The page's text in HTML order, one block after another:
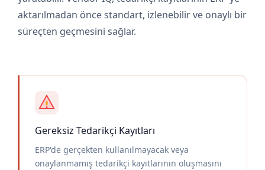
aktarılmadan önce standart, izlenebilir ve onaylı bir
süreçten geçmesini sağlar.
Gereksiz Tedarikçi Kayıtları
ERP'de gerçekten kullanılmayacak veya
onaylanmamış tedarikçi kayıtlarının oluşmasını